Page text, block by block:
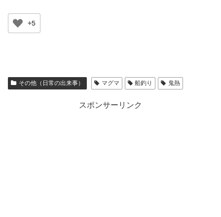
+5
その他（日常の出来事） マグマ 船釣り 鬼熱
スポンサーリンク